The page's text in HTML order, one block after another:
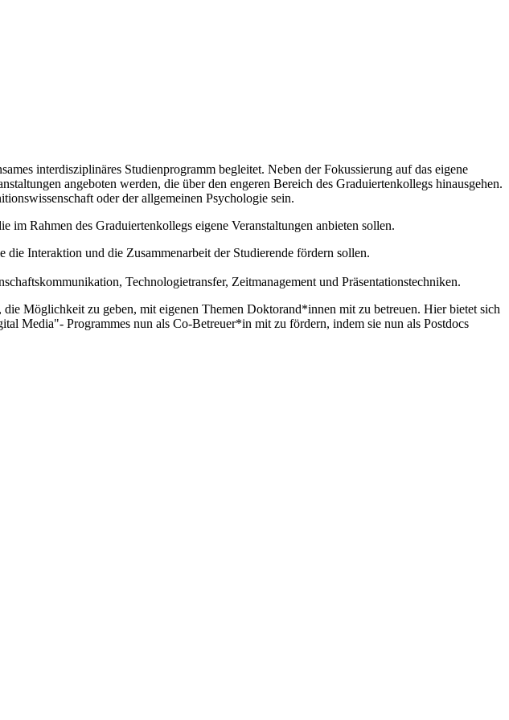
interdisziplinäres Studienprogramm begleitet. Neben der Fokussierung auf das eigene
angeboten werden, die über den engeren Bereich des Graduiertenkollegs hinausgehen.
oder der allgemeinen Psychologie sein.
Rahmen des Graduiertenkollegs eigene Veranstaltungen anbieten sollen.
Interaktion und die Zusammenarbeit der Studierende fördern sollen.
Technologietransfer, Zeitmanagement und Präsentationstechniken.
Möglichkeit zu geben, mit eigenen Themen Doktorand*innen mit zu betreuen. Hier bietet sich
Media"- Programmes nun als Co-Betreuer*in mit zu fördern, indem sie nun als Postdocs